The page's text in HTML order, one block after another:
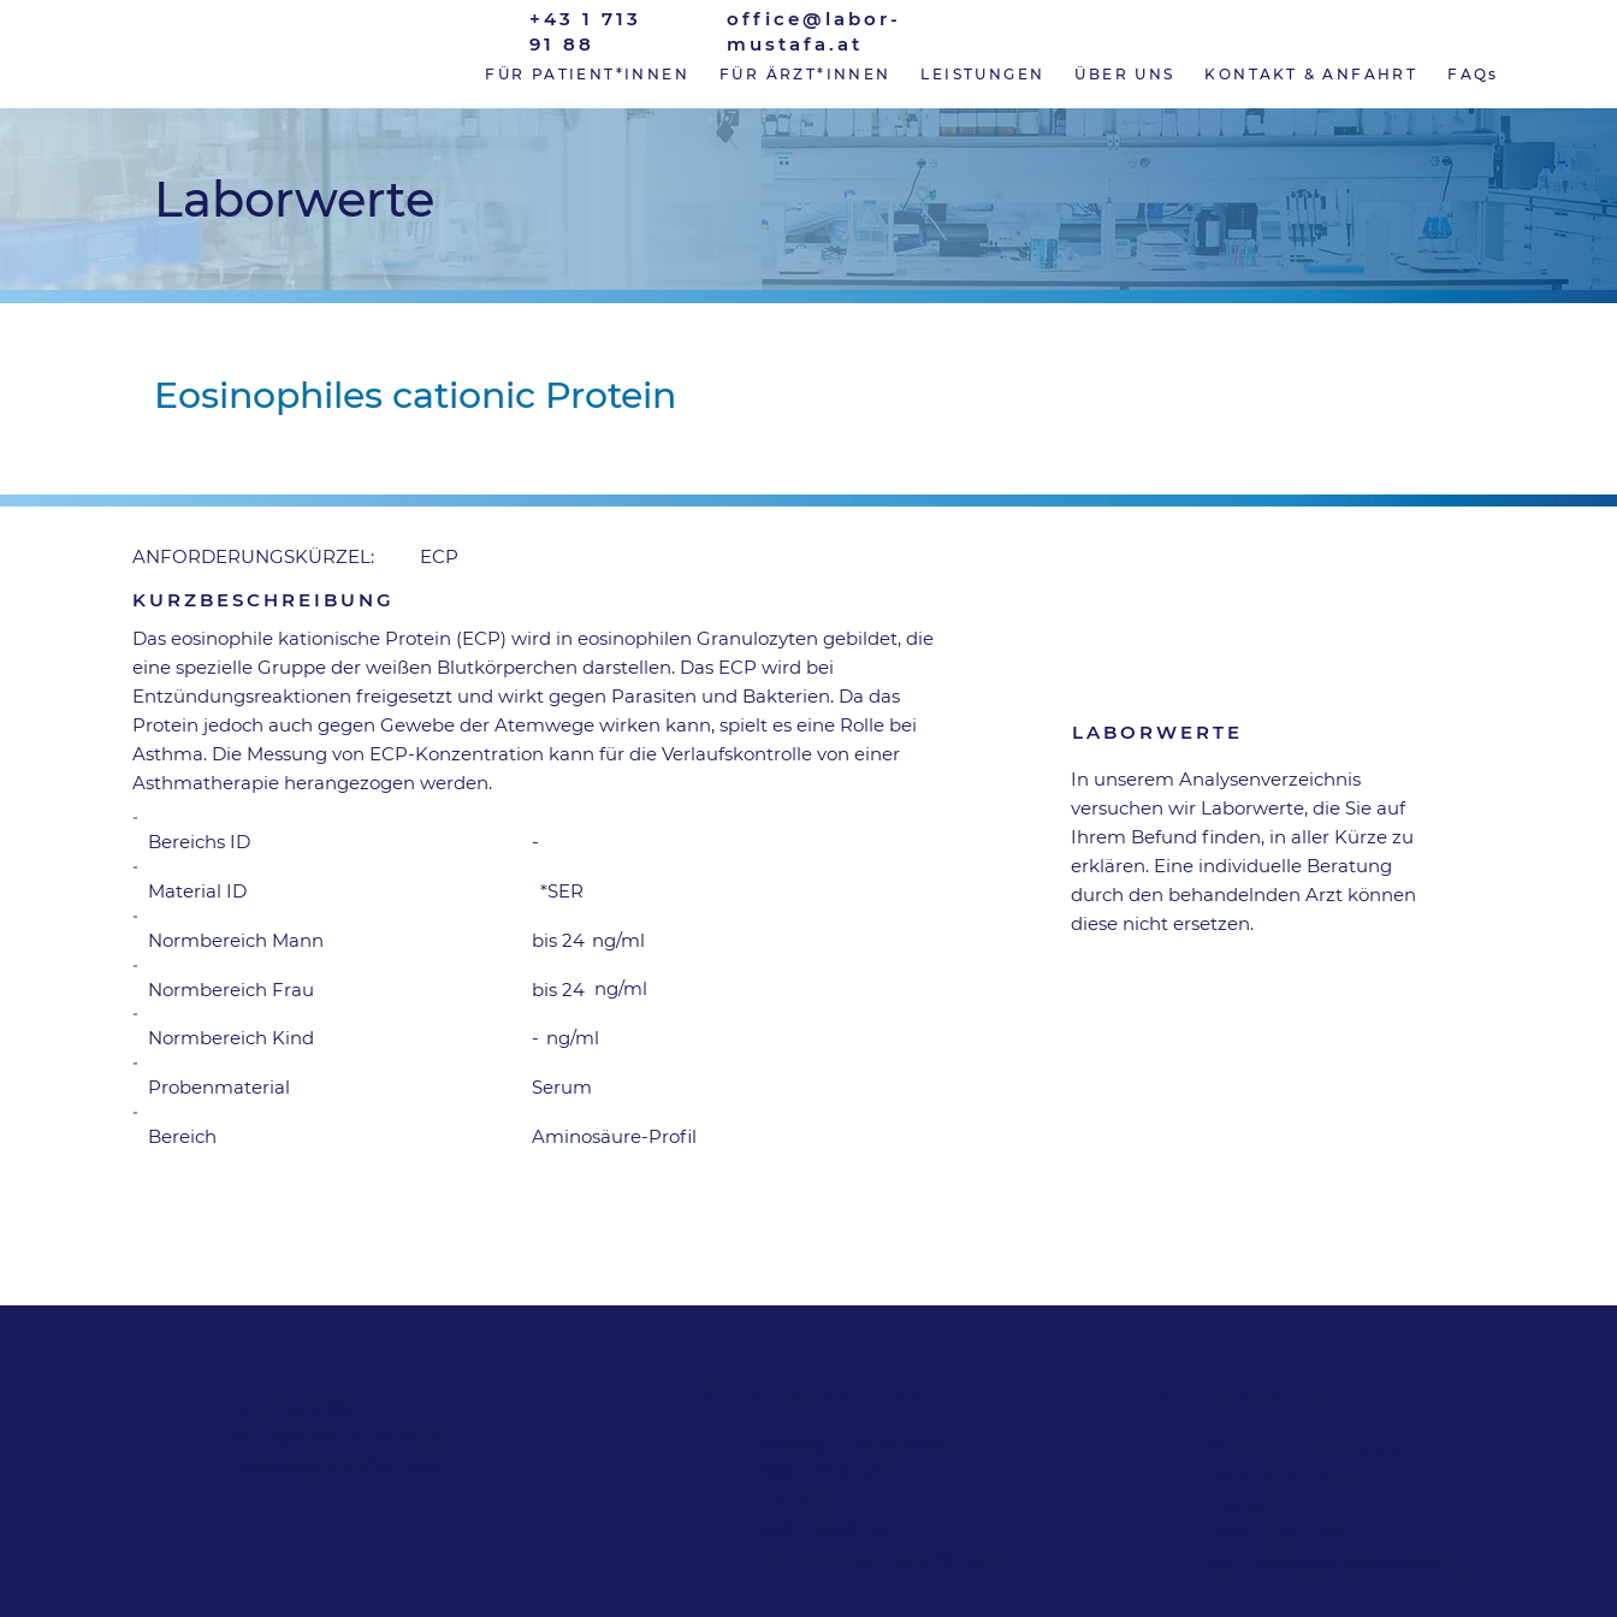
+43 1 713
91 88
office@labor-
mustafa.at
FÜR PATIENT*INNEN FÜR ÄRZT*INNEN LEISTUNGEN ÜBER UNS KONTAKT & ANFAHRT FAQs
Laborwerte
Eosinophiles cationic Protein
ANFORDERUNGSKÜRZEL:
ECP
KURZBESCHREIBUNG
Das eosinophile kationische Protein (ECP) wird in eosinophilen Granulozyten gebildet, die
eine spezielle Gruppe der weißen Blutkörperchen darstellen. Das ECP wird bei
Entzündungsreaktionen freigesetzt und wirkt gegen Parasiten und Bakterien. Da das
Protein jedoch auch gegen Gewebe der Atemwege wirken kann, spielt es eine Rolle bei
Asthma. Die Messung von ECP-Konzentration kann für die Verlaufskontrolle von einer
Asthmatherapie herangezogen werden.
Bereichs ID -
Material ID *SER
Normbereich Mann bis 24 ng/ml
Normbereich Frau bis 24 ng/ml
Normbereich Kind - ng/ml
Probenmaterial Serum
Bereich Aminosäure-Profil
LABORWERTE
In unserem Analysen­verzeichnis
versuchen wir Laborwerte, die Sie auf
Ihrem Befund finden, in aller Kürze zu
erklären. Eine individuelle Beratung
durch den behandelnden Arzt können
diese nicht ersetzen.